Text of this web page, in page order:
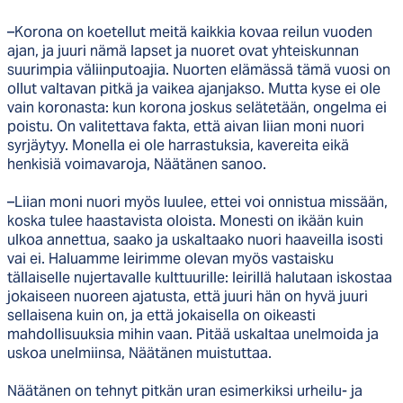
–Korona on koetellut meitä kaikkia kovaa reilun vuoden
ajan, ja juuri nämä lapset ja nuoret ovat yhteiskunnan
suurimpia väliinputoajia. Nuorten elämässä tämä vuosi on
ollut valtavan pitkä ja vaikea ajanjakso. Mutta kyse ei ole
vain koronasta: kun korona joskus selätetään, ongelma ei
poistu. On valitettava fakta, että aivan liian moni nuori
syrjäytyy. Monella ei ole harrastuksia, kavereita eikä
henkisiä voimavaroja, Näätänen sanoo.
–Liian moni nuori myös luulee, ettei voi onnistua missään,
koska tulee haastavista oloista. Monesti on ikään kuin
ulkoa annettua, saako ja uskaltaako nuori haaveilla isosti
vai ei. Haluamme leirimme olevan myös vastaisku
tällaiselle nujertavalle kulttuurille: leirillä halutaan iskostaa
jokaiseen nuoreen ajatusta, että juuri hän on hyvä juuri
sellaisena kuin on, ja että jokaisella on oikeasti
mahdollisuuksia mihin vaan. Pitää uskaltaa unelmoida ja
uskoa unelmiinsa, Näätänen muistuttaa.
Näätänen on tehnyt pitkän uran esimerkiksi urheilu- ja